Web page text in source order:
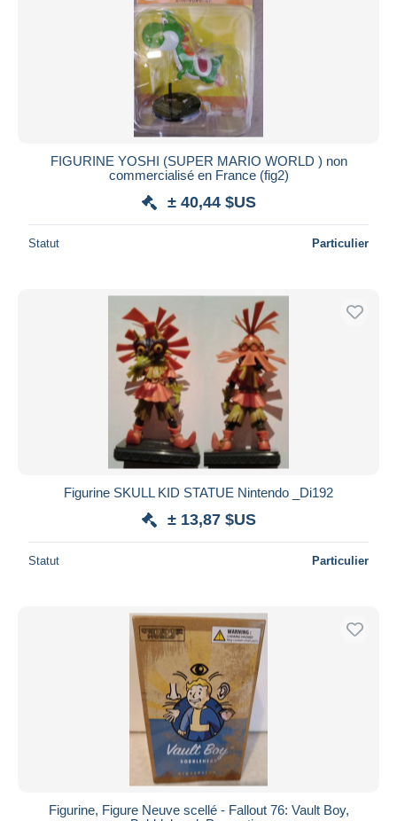
FIGURINE YOSHI (SUPER MARIO WORLD ) non
commercialisé en France (fig2)
± 40,44 $US
Statut Particulier
Figurine SKULL KID STATUE Nintendo _Di192
± 13,87 $US
Statut Particulier
Figurine, Figure Neuve scellé - Fallout 76: Vault Boy,